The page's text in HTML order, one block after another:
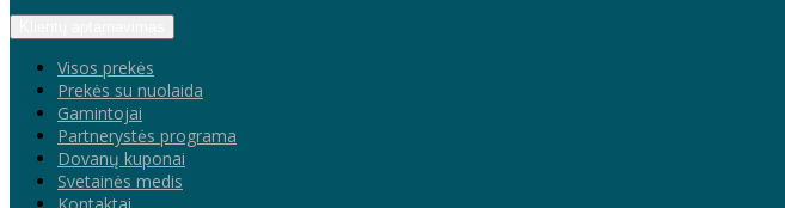
Visos prekės
Prekės su nuolaida
Gamintojai
Partnerystės programa
Dovanų kuponai
Svetainės medis